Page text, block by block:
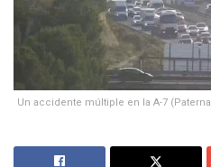
Un accidente múltiple en la A-7